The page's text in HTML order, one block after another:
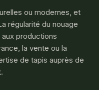
ou modernes, et
régularité du nouage
productions
la vente ou la
de tapis auprès de